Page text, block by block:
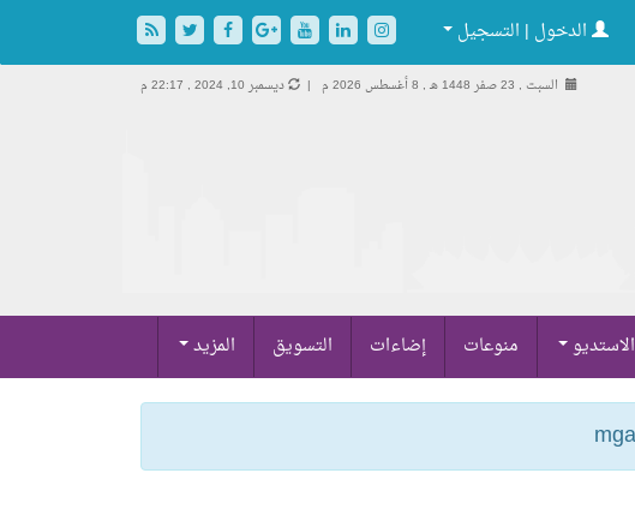
الدخول | التسجيل
السبت , 23 صفر 1448 هـ , 8 أغسطس 2026 م | ديسمبر 10, 2024 , 22:17 م
الاستديو منوعات إضاءات التسويق المزيد